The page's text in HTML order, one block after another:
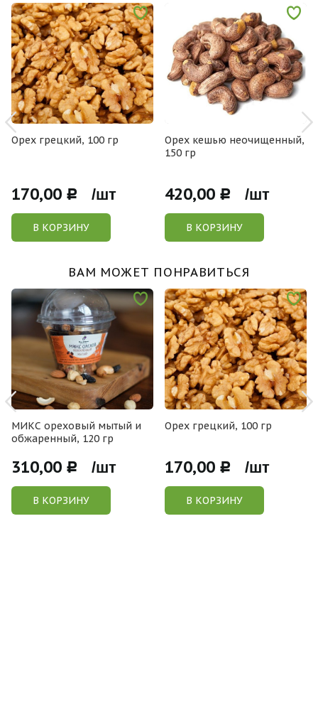
Орех грецкий, 100 гр
170,00 Р /шт
В КОРЗИНУ
Орех кешью неочищенный,
150 гр
420,00 Р /шт
В КОРЗИНУ
ВАМ МОЖЕТ ПОНРАВИТЬСЯ
МИКС ореховый мытый и
обжаренный, 120 гр
310,00 Р /шт
В КОРЗИНУ
Орех грецкий, 100 гр
170,00 Р /шт
В КОРЗИНУ